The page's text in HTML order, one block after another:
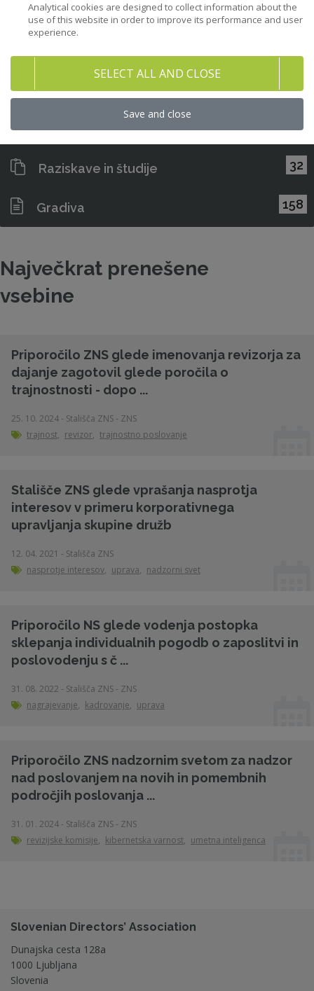
Zakonodaja 12
Pravni nasveti za člane ZNS 282
Stališča ZNS 47
Raziskave in študije 32
Gradiva 158
Največkrat prenešene
vsebine
Priporočilo ZNS glede imenovanja revizorja za
dajanje zagotovil glede poročila o
trajnostnosti - dopo ...
25. 10. 2024 - Stališča ZNS - ZNS
trajnost, revizor, trajnostno poslovanje
Stališče ZNS glede vprašanja nasprotja
interesov v primeru korporativnega
upravljanja skupine družb
12. 04. 2021 - Stališča ZNS
nasprotje interesov, uprava, nadzorni svet
Priporočilo NS glede vodenja postopka
sklepanja individualnih pogodb o zaposlitvi in
poslovodenju s č ...
31. 08. 2022 - Stališča ZNS - ZNS
nagrajevanje, kadrovanje, uprava
Priporočilo ZNS nadzornim svetom za nadzor
nad poslovanjem na novih in pomembnih
področjih poslovanja ...
31. 01. 2024 - Stališča ZNS - ZNS
revizijske komisije, kibernetska varnost, umetna inteligenca
Slovenian Directors’ Association
Dunajska cesta 128a
1000 Ljubljana
Slovenia
Analytical cookies are designed to collect information about the
use of this website in order to improve its performance and user
experience.
SELECT ALL AND CLOSE
Save and close